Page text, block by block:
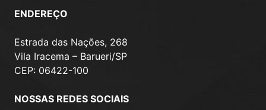
ENDEREÇO
Estrada das Nações, 268
Vila Iracema – Barueri/SP
CEP: 06422-100
NOSSAS REDES SOCIAIS